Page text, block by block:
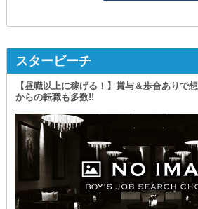
スタービーチ
【昼職以上に稼げる！】賞与＆歩合ありで
からの転職も多数!!